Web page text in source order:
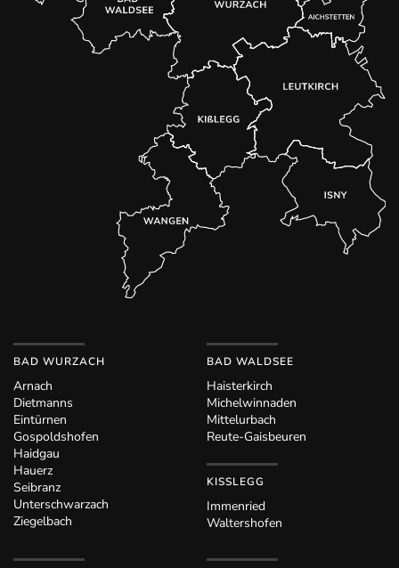
BAD WURZACH
Arnach
Dietmanns
Eintürnen
Gospoldshofen
Haidgau
Hauerz
Seibranz
Unterschwarzach
Ziegelbach
BAD WALDSEE
Haisterkirch
Michelwinnaden
Mittelurbach
Reute-Gaisbeuren
KISSLEGG
Immenried
Waltershofen